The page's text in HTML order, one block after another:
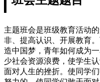
主题班会是班级教育活动
非、提高认识、开展教育
造中国梦，青年如何成为
少社会资源浪费，使学生
面对人生的挫折。使同学